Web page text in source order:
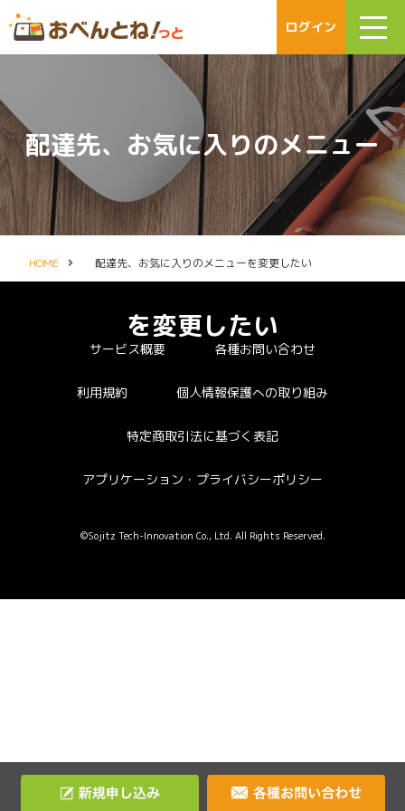
ログイン
配達先、お気に入りのメニュー
を変更したい
HOME 配達先、お気に入りのメニューを変更したい
サービス概要 各種お問い合わせ
利用規約 個人情報保護への取り組み
特定商取引法に基づく表記
アプリケーション・プライバシーポリシー
©Sojitz Tech-Innovation Co., Ltd. All Rights Reserved.